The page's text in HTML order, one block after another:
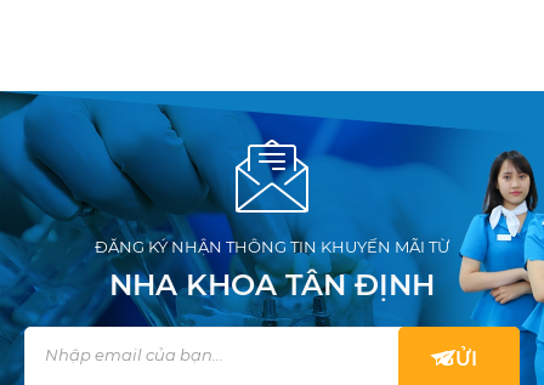
ĐĂNG KÝ NHẬN THÔNG TIN KHUYẾN MÃI TỪ
NHA KHOA TÂN ĐỊNH